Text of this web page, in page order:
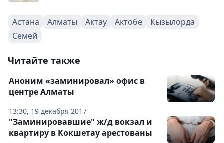
Астана Алматы Актау Актобе
Кызылорда
Семей
Читайте также
13:30, 19 декабря 2017
Аноним «заминировал» офис в
центре Алматы
"Заминировавшие" ж/д вокзал и
квартиру в Кокшетау арестованы